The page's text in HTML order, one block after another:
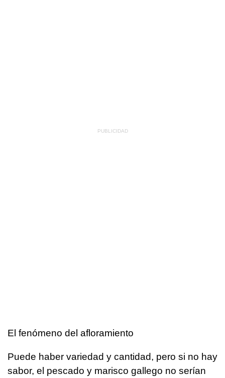
El fenómeno del afloramiento
Puede haber variedad y cantidad, pero si no hay
sabor, el pescado y marisco gallego no serían